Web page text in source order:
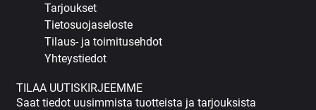
Tarjoukset
Tietosuojaseloste
Tilaus- ja toimitusehdot
Yhteystiedot
TILAA UUTISKIRJEEMME
Saat tiedot uusimmista tuotteista ja tarjouksista